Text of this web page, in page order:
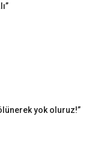
yok oluruz!”